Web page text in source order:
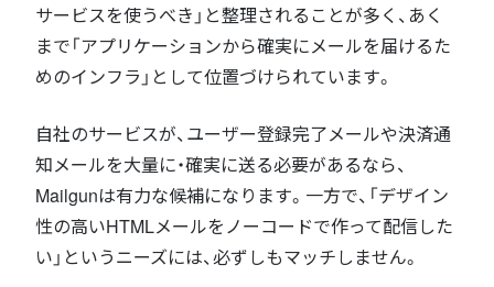
サービスを使うべき」と整理されることが多く、あく
まで「アプリケーションから確実にメールを届けるた
めのインフラ」として位置づけられています。
自社のサービスが、ユーザー登録完了メールや決済通
知メールを大量に・確実に送る必要があるなら、
Mailgunは有力な候補になります。一方で、「デザイン
性の高いHTMLメールをノーコードで作って配信した
い」というニーズには、必ずしもマッチしません。